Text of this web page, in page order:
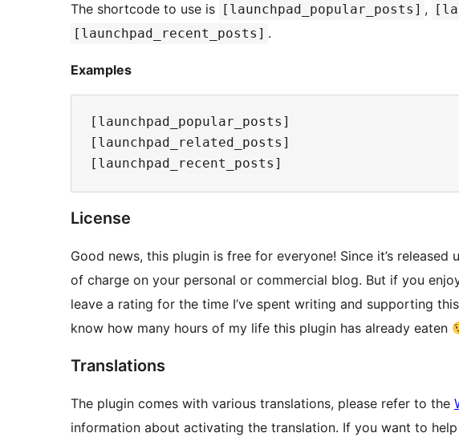
The shortcode to use is [launchpad_popular_posts] ,
[launchpad_recent_posts] .
Examples
[launchpad_popular_posts]
[launchpad_related_posts]
License
Good news, this plugin is free for everyone! Since it’s released
of charge on your personal or commercial blog. But if you
leave a rating for the time I’ve spent writing and supporting
know how many hours of my life this plugin has already eaten
Translations
The plugin comes with various translations, please refer to the
information about activating the translation. If you want to